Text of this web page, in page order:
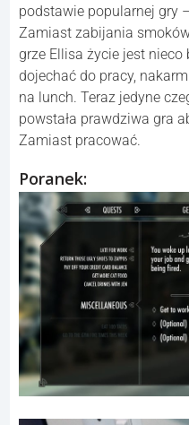
podstawie popularnej gry
Zamiast zabijania
grze Ellisa życie jest
dojechać do pracy,
na lunch. Teraz jedyne
powstała prawdziwa gra
Zamiast pracować.
Poranek: